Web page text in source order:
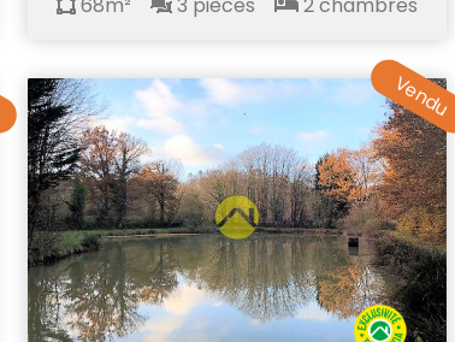
Vendu